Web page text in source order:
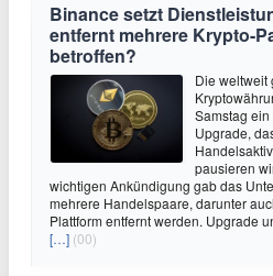
Binance setzt
entfernt mehrere Krypto-
betroffen?
Die weltweit
Samstag
Upgrade,
pausieren
wichtigen Ankündigung gab das
mehrere Handelspaare, darunter
Plattform entfernt werden. Upgrade
[…] (00)